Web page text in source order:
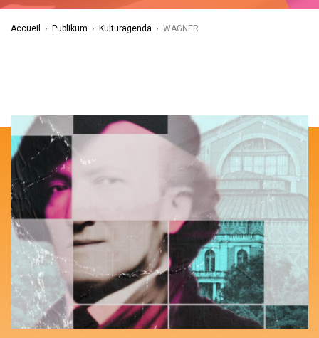
Accueil › Publikum › Kulturagenda › WAGNER